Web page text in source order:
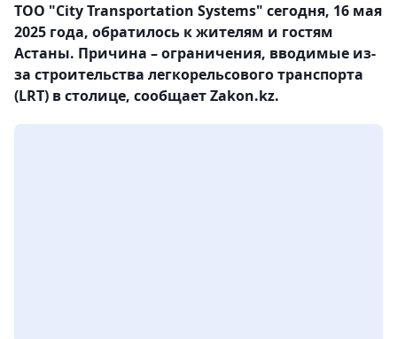
ТОО "City Transportation Systems" сегодня, 16 мая
2025 года, обратилось к жителям и гостям
Астаны. Причина – ограничения, вводимые из-
за строительства легкорельсового транспорта
(LRT) в столице, сообщает Zakon.kz.